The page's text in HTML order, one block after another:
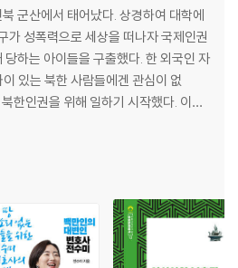
군산에서 태어났다. 상경하여 대학에
가 성폭력으로 세상을 떠나자 국제인권
하는 아이들을 구출했다. 한 외국인 자
있는 북한 사람들에겐 관심이 없
한인권을 위해 일하기 시작했다. 이후
위한 공익변호사 단체인 굿로이어스 공
남갈등을 해소하고 북한인권 문제를 한
일국기전, 통일교육 등을 진행하고 있